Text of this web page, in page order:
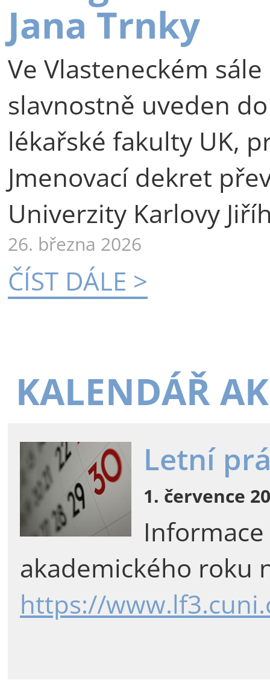
Jana Trnky
Ve Vlasteneckém
slavnostně uveden
lékařské fakulty UK,
Jmenovací dekret
Univerzity Karlovy
26. března 2026
ČÍST DÁLE >
KALENDÁŘ
Letní
1. července
akademického roku
https://